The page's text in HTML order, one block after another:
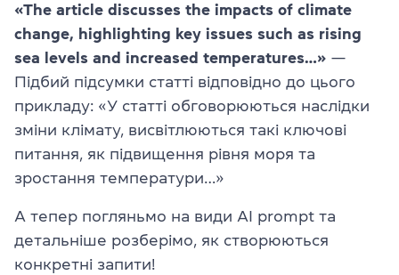
«The article discusses the impacts of climate
change, highlighting key issues such as rising
sea levels and increased temperatures…» —
Підбий підсумки статті відповідно до цього
прикладу: «У статті обговорюються наслідки
зміни клімату, висвітлюються такі ключові
питання, як підвищення рівня моря та
зростання температури…»
А тепер погляньмо на види AI prompt та
детальніше розберімо, як створюються
конкретні запити!